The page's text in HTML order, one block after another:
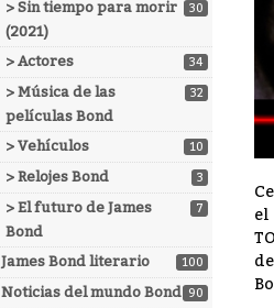
30
> Sin tiempo para morir
(2021)
34
> Actores
32
> Música de las
películas Bond
10
> Vehículos
3
> Relojes Bond
7
> El futuro de James
Bond
100
James Bond literario
90
Noticias del mundo Bond
el